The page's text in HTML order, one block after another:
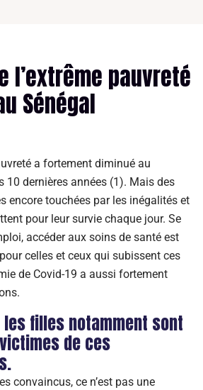
l’extrême pauvreté
Sénégal
a fortement diminué au
10 dernières années (1). Mais des
encore touchées par les inégalités et
pour leur survie chaque jour. Se
accéder aux soins de santé est
celles et ceux qui subissent ces
de Covid-19 a aussi fortement
filles notamment sont
de ces
convaincus, ce n’est pas une